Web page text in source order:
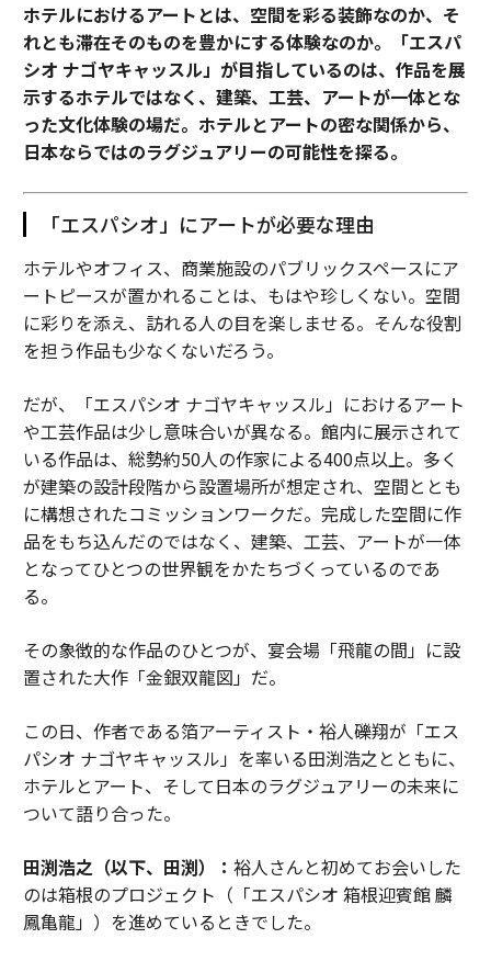
ホテルにおけるアートとは、空間を彩る装飾なのか、そ
れとも滞在そのものを豊かにする体験なのか。「エスパ
シオ ナゴヤキャッスル」が目指しているのは、作品を展
示するホテルではなく、建築、工芸、アートが一体とな
った文化体験の場だ。ホテルとアートの密な関係から、
日本ならではのラグジュアリーの可能性を探る。
「エスパシオ」にアートが必要な理由
ホテルやオフィス、商業施設のパブリックスペースにア
ートピースが置かれることは、もはや珍しくない。空間
に彩りを添え、訪れる人の目を楽しませる。そんな役割
を担う作品も少なくないだろう。
だが、「エスパシオ ナゴヤキャッスル」におけるアート
や工芸作品は少し意味合いが異なる。館内に展示されて
いる作品は、総勢約50人の作家による400点以上。多く
が建築の設計段階から設置場所が想定され、空間ととも
に構想されたコミッションワークだ。完成した空間に作
品をもち込んだのではなく、建築、工芸、アートが一体
となってひとつの世界観をかたちづくっているのであ
る。
その象徴的な作品のひとつが、宴会場「飛龍の間」に設
置された大作「金銀双龍図」だ。
この日、作者である箔アーティスト・裕人礫翔が「エス
パシオ ナゴヤキャッスル」を率いる田渕浩之とともに、
ホテルとアート、そして日本のラグジュアリーの未来に
ついて語り合った。
田渕浩之（以下、田渕）： 裕人さんと初めてお会いした
のは箱根のプロジェクト（「エスパシオ 箱根迎賓館 麟
鳳亀龍」）を進めているときでした。